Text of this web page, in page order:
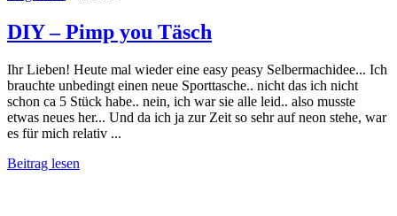
DIY – Pimp you Täsch
Ihr Lieben! Heute mal wieder eine easy peasy Selbermachidee... Ich
brauchte unbedingt einen neue Sporttasche.. nicht das ich nicht
schon ca 5 Stück habe.. nein, ich war sie alle leid.. also musste
etwas neues her... Und da ich ja zur Zeit so sehr auf neon stehe, war
es für mich relativ ...
Beitrag lesen